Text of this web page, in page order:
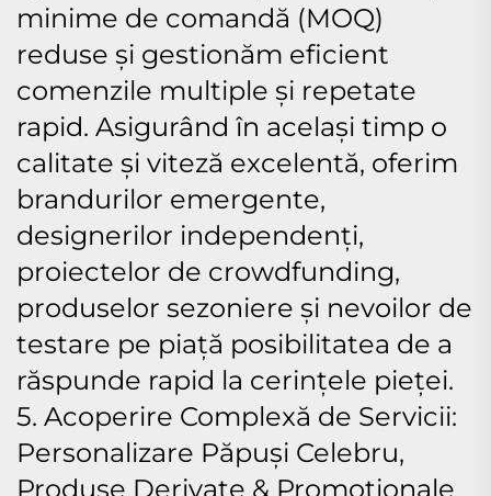
minime de comandă (MOQ)
reduse și gestionăm eficient
comenzile multiple și repetate
rapid. Asigurând în același timp o
calitate și viteză excelentă, oferim
brandurilor emergente,
designerilor independenți,
proiectelor de crowdfunding,
produselor sezoniere și nevoilor de
testare pe piață posibilitatea de a
răspunde rapid la cerințele pieței.
5. Acoperire Complexă de Servicii:
Personalizare Păpuși Celebru,
Produse Derivate & Promoționale